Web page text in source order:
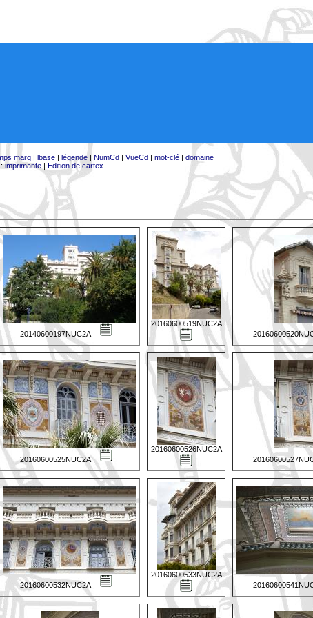
marq| lbase| légende| NumCd| VueCd| mot-clé| domaine
imprimante| Edition de cartex
20140600197NUC2A
20160600519NUC2A
20160600525NUC2A
20160600526NUC2A
20160600532NUC2A
20160600533NUC2A